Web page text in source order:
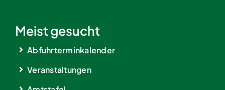
Meist gesucht
Abfuhrterminkalender
Veranstaltungen